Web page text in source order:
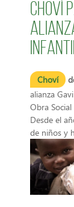
Choví
Choví
alianza
Obra
Desde el
de niños y